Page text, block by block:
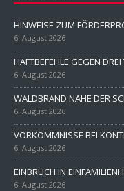
HINWEISE ZUM
6. August 2026
HAFTBEFEHLE GEGEN
6. August 2026
WALDBRAND NAHE DER
6. August 2026
VORKOMMNISSE BEI
6. August 2026
EINBRUCH IN
6. August 2026